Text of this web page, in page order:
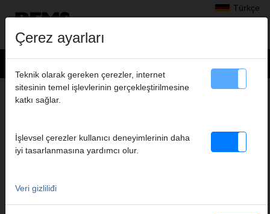
Türkçe
Ürünler>Testereler ile kesme>REMS Cat ANC VE> REMS Cat ANC VE
Ürün no. 560004 R220
Elektrische Universal-Säbelsäge mit Vario-Elektronik (VE) zum frei
Hand Sägen. Antriebsmaschine mit Spatenhandgriff,
(ANC), aggressivem Orbitalhub, durchzugstarkem Universalmotor
230 V, 50 - 60 Hz, 1050 W, Sicherheits-Tippschalter. Stufenlose
Çerez ayarları
Teknik olarak gereken çerezler, internet
sitesinin temel işlevlerinin gerçekleştirilmesine
katkı sağlar.
İşlevsel çerezler kullanıcı deneyimlerinin daha
iyi tasarlanmasına yardımcı olur.
Veri gizliliđi